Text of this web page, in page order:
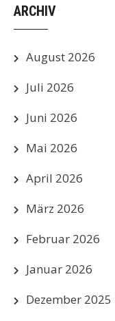
ARCHIV
August 2026
Juli 2026
Juni 2026
Mai 2026
April 2026
März 2026
Februar 2026
Januar 2026
Dezember 2025